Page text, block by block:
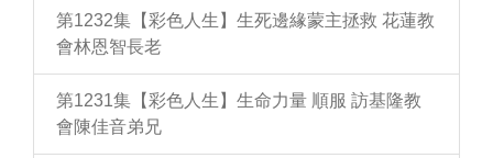
第1232集【彩色人生】生死邊緣蒙主拯救 花蓮教
會林恩智長老
第1231集【彩色人生】生命力量 順服 訪基隆教
會陳佳音弟兄